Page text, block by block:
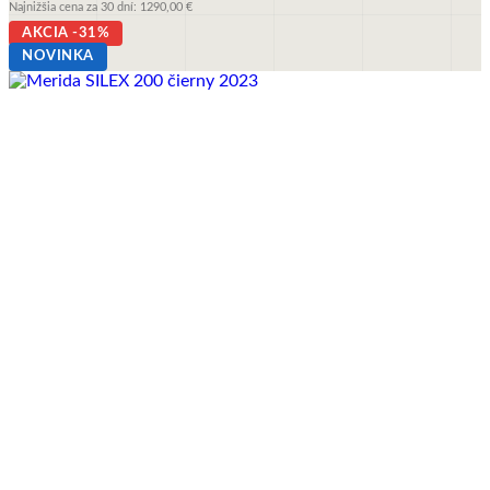
si
môžete
vybrať
na
cena
bola:
1290,00 €.
cena
Najnižšia cena za 30 dní: 1290,00 €
AKCIA -31%
NOVINKA